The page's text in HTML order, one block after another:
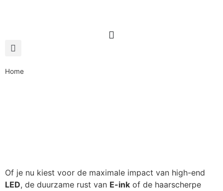
Home
Of je nu kiest voor de maximale impact van high-end
LED, de duurzame rust van E-ink of de haarscherpe